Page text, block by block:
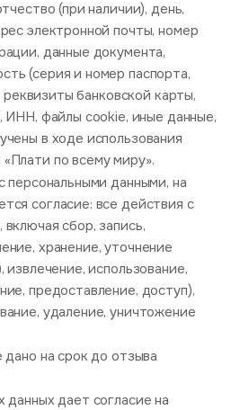
(при наличии), день,
электронной почты, номер
данные документа,
(серия и номер паспорта,
банковской карты,
ИНН, файлы cookie, иные данные,
в ходе использования
по всему миру».
персональными данными, на
согласие: все действия с
сбор, запись,
хранение, уточнение
использование,
предоставление, доступ),
удаление, уничтожение
на срок до отзыва
данных дает согласие на